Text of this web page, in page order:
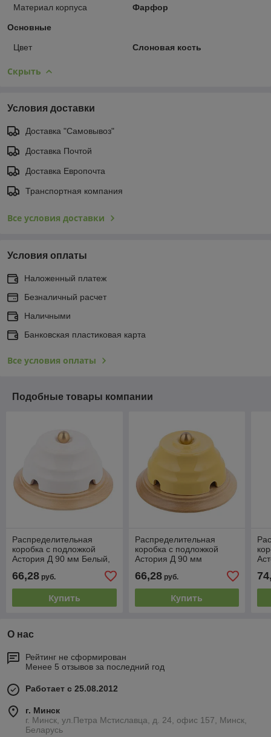
Материал корпуса Фарфор
Основные
Цвет Слоновая кость
Скрыть
Условия доставки
Доставка "Самовывоз"
Доставка Почтой
Доставка Европочта
Транспортная компания
Все условия доставки
Условия оплаты
Наложенный платеж
Безналичный расчет
Наличными
Банковская пластиковая карта
Все условия оплаты
Подобные товары компании
Распределительная
коробка с подложкой
Астория Д 90 мм Белый,
66,28 руб.
Купить
Распределительная
коробка с подложкой
Астория Д 90 мм
Песочный, Interior Electric
66,28руб.
Купить
О нас
Рейтинг не сформирован
Менее 5 отзывов за последний год
Работает с 25.08.2012
г. Минск
г. Минск, ул.Петра Мстиславца, д. 24, офис 157, Минск,
Беларусь